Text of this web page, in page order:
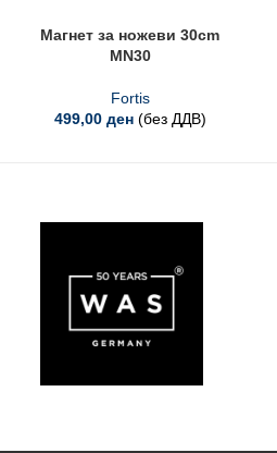
Магнет за ножеви 30cm
MN30
Fortis
499,00 ден (без ДДВ)